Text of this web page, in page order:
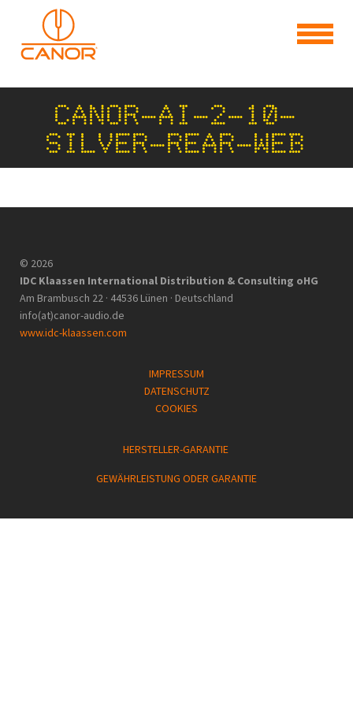
CANOR-AI-2-10-
SILVER-REAR-WEB
© 2026
IDC Klaassen International Distribution & Consulting oHG
Am Brambusch 22 · 44536 Lünen · Deutschland
info(at)canor-audio.de
www.idc-klaassen.com
IMPRESSUM
DATENSCHUTZ
COOKIES
HERSTELLER-GARANTIE
GEWÄHRLEISTUNG ODER GARANTIE